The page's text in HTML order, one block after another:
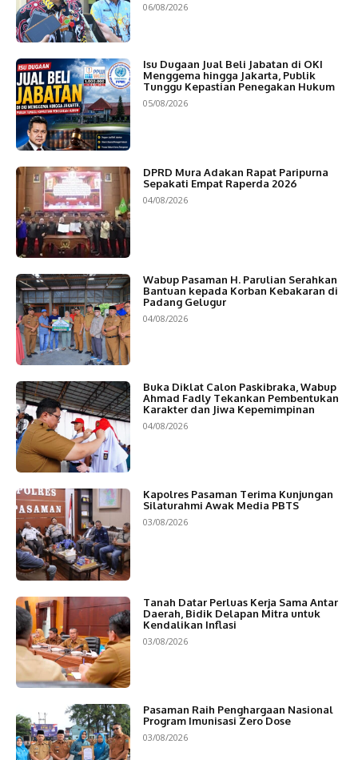
06/08/2026
Isu Dugaan Jual Beli Jabatan di OKI
Menggema hingga Jakarta, Publik
Tunggu Kepastian Penegakan Hukum
05/08/2026
DPRD Mura Adakan Rapat Paripurna
Sepakati Empat Raperda 2026
04/08/2026
Wabup Pasaman H. Parulian Serahkan
Bantuan kepada Korban Kebakaran di
Padang Gelugur
04/08/2026
Buka Diklat Calon Paskibraka, Wabup
Ahmad Fadly Tekankan Pembentukan
Karakter dan Jiwa Kepemimpinan
04/08/2026
Kapolres Pasaman Terima Kunjungan
Silaturahmi Awak Media PBTS
03/08/2026
Tanah Datar Perluas Kerja Sama Antar
Daerah, Bidik Delapan Mitra untuk
Kendalikan Inflasi
03/08/2026
Pasaman Raih Penghargaan Nasional
Program Imunisasi Zero Dose
03/08/2026